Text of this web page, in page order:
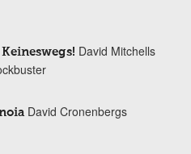
David Mitchells
David Cronenbergs